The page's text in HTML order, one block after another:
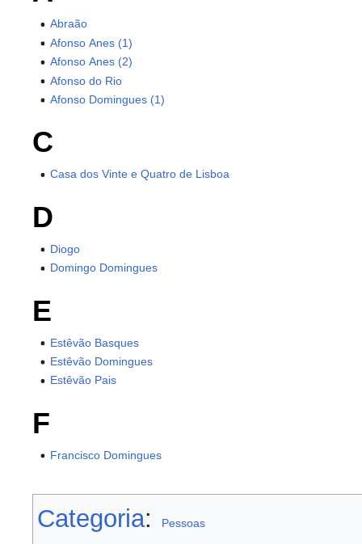
Abraão
Afonso Anes (1)
Afonso Anes (2)
Afonso do Rio
Afonso Domingues (1)
C
Casa dos Vinte e Quatro de Lisboa
D
Diogo
Domingo Domingues
E
Estêvão Basques
Estêvão Domingues
Estêvão Pais
F
Francisco Domingues
Categoria: Pessoas